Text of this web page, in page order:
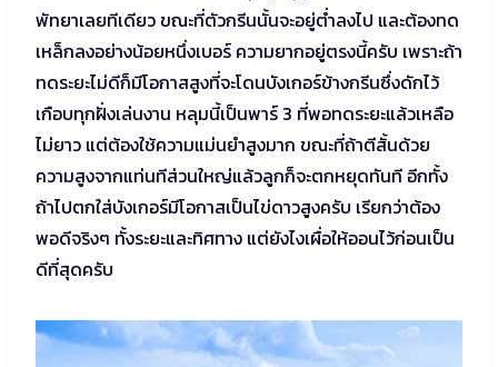
พัทยาเลยทีเดียว ขณะที่ตัวกรีนนั้นจะอยู่ต่ำลงไป และต้องทด
เหล็กลงอย่างน้อยหนึ่งเบอร์ ความยากอยู่ตรงนี้ครับ เพราะถ้า
ทดระยะไม่ดีก็มีโอกาสสูงที่จะโดนบังเกอร์ข้างกรีนซึ่งดักไว้
เกือบทุกฝั่งเล่นงาน หลุมนี้เป็นพาร์ 3 ที่พอทดระยะแล้วเหลือ
ไม่ยาว แต่ต้องใช้ความแม่นยำสูงมาก ขณะที่ถ้าตีสั้นด้วย
ความสูงจากแท่นทีส่วนใหญ่แล้วลูกก็จะตกหยุดทันที อีกทั้ง
ถ้าไปตกใส่บังเกอร์มีโอกาสเป็นไข่ดาวสูงครับ เรียกว่าต้อง
พอดีจริงๆ ทั้งระยะและทิศทาง แต่ยังไงเผื่อให้ออนไว้ก่อนเป็น
ดีที่สุดครับ